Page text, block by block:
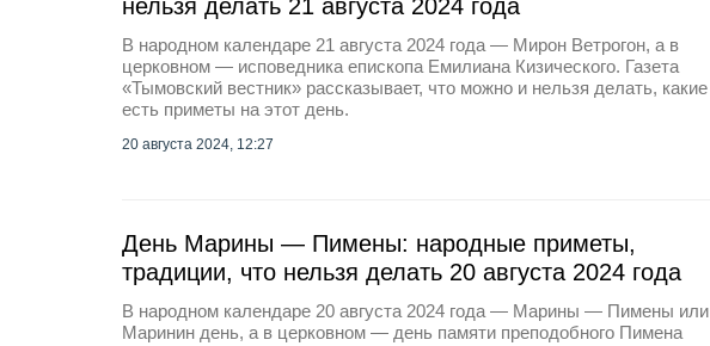
нельзя делать 21 августа 2024 года
В народном календаре 21 августа 2024 года — Мирон Ветрогон, а в
церковном — исповедника епископа Емилиана Кизического. Газета
«Тымовский вестник» рассказывает, что можно и нельзя делать, какие
есть приметы на этот день.
20 августа 2024, 12:27
День Марины — Пимены: народные приметы,
традиции, что нельзя делать 20 августа 2024 года
В народном календаре 20 августа 2024 года — Марины — Пимены или
Маринин день, а в церковном — день памяти преподобного Пимена